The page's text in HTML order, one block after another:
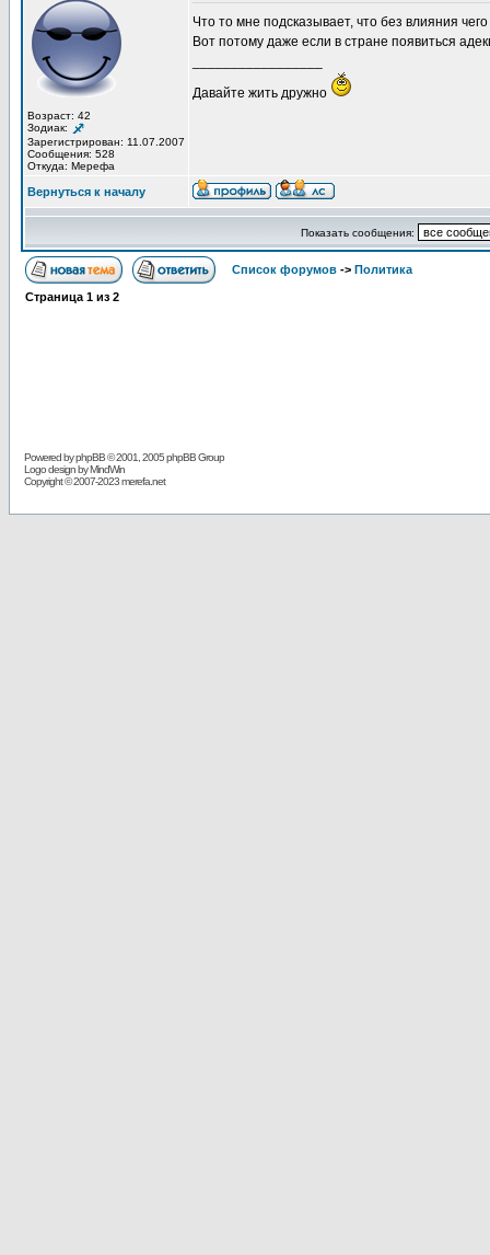
Возраст: 42
Зодиак:
Зарегистрирован: 11.07.2007
Сообщения: 528
Откуда: Мерефа
Что то мне подсказывает, что без влияния
Вот потому даже если в стране появиться
Давайте жить дружно
Вернуться к началу
Показать сообщения:
Список форумов -> Политика
Страница 1 из 2
Powered byphpBB© 2001, 2005 phpBB Group
Logo design by MindWin
Copyright © 2007-2023 merefa.net